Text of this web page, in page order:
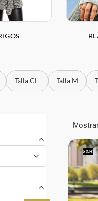
Talla CH Talla M
S (CH)